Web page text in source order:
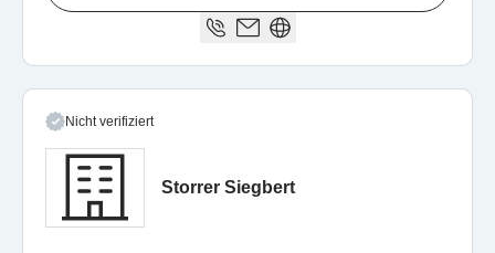
Nicht verifiziert
Storrer Siegbert